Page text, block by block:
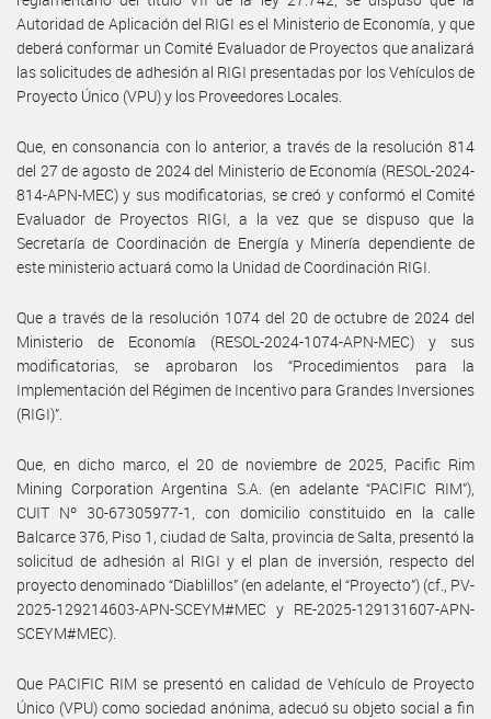
Autoridad de Aplicación del RIGI es el Ministerio de Economía, y que
deberá conformar un Comité Evaluador de Proyectos que analizará
las solicitudes de adhesión al RIGI presentadas por los Vehículos de
Proyecto Único (VPU) y los Proveedores Locales.
Que, en consonancia con lo anterior, a través de la resolución 814
del 27 de agosto de 2024 del Ministerio de Economía (RESOL-2024-
814-APN-MEC) y sus modificatorias, se creó y conformó el Comité
Evaluador de Proyectos RIGI, a la vez que se dispuso que la
Secretaría de Coordinación de Energía y Minería dependiente de
este ministerio actuará como la Unidad de Coordinación RIGI.
Que a través de la resolución 1074 del 20 de octubre de 2024 del
Ministerio de Economía (RESOL-2024-1074-APN-MEC) y sus
modificatorias, se aprobaron los “Procedimientos para la
Implementación del Régimen de Incentivo para Grandes Inversiones
(RIGI)”.
Que, en dicho marco, el 20 de noviembre de 2025, Pacific Rim
Mining Corporation Argentina S.A. (en adelante “PACIFIC RIM”),
CUIT Nº 30-67305977-1, con domicilio constituido en la calle
Balcarce 376, Piso 1, ciudad de Salta, provincia de Salta, presentó la
solicitud de adhesión al RIGI y el plan de inversión, respecto del
proyecto denominado “Diablillos” (en adelante, el “Proyecto”) (cf., PV-
2025-129214603-APN-SCEYM#MEC y RE-2025-129131607-APN-
SCEYM#MEC).
Que PACIFIC RIM se presentó en calidad de Vehículo de Proyecto
Único (VPU) como sociedad anónima, adecuó su objeto social a fin